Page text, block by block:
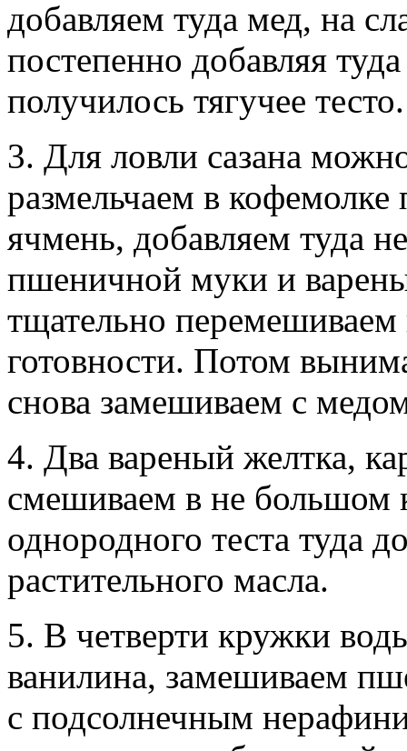
добавляем туда мед, на
постепенно добавляя
получилось тягучее
3. Для ловли сазана
размельчаем в
ячмень, добавляем туда
пшеничной муки и
тщательно
готовности. Потом
снова замешиваем с
4. Два вареный желтка,
смешиваем в не большом
однородного теста туда
растительного масла.
5. В четверти кружки
ванилина, замешиваем
с подсолнечным